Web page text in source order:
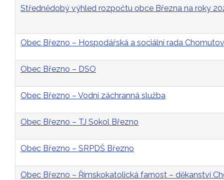
Střednědobý výhled rozpočtu obce Března na roky
Obec Březno – Hospodářská a sociální rada
Obec Březno – DSO
Obec Březno – Vodní záchranná služba
Obec Březno – TJ Sokol Březno
Obec Březno – SRPDŠ Březno
Obec Březno – Římskokatolická farnost – děkanství